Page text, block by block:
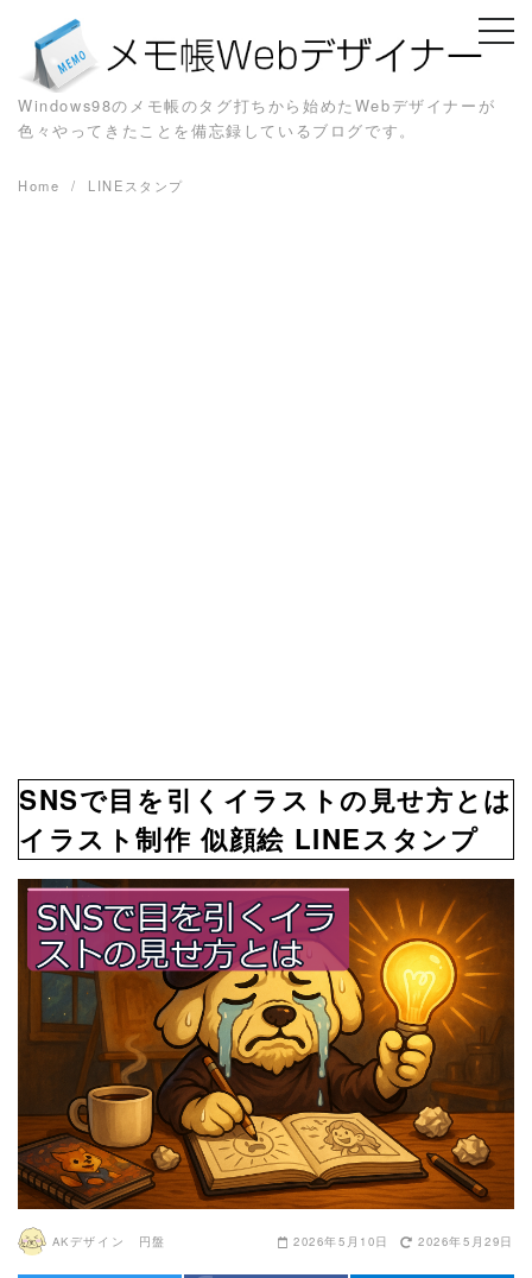
content
Windows98のメモ帳のタグ打ちから始めたWebデザイナーが
色々やってきたことを備忘録しているブログです。
Home LINEスタンプ
SNSで目を引くイラストの見せ方とは
イラスト制作 似顔絵 LINEスタンプ
AKデザイン 円盤 2026年5月10日 2026年5月29日